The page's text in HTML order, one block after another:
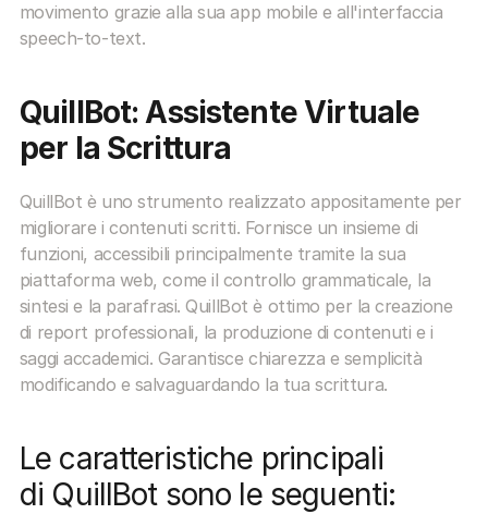
movimento grazie alla sua app mobile e all'interfaccia
speech-to-text.
QuillBot: Assistente Virtuale
per la Scrittura
QuillBot è uno strumento realizzato appositamente per
migliorare i contenuti scritti. Fornisce un insieme di
funzioni, accessibili principalmente tramite la sua
piattaforma web, come il controllo grammaticale, la
sintesi e la parafrasi. QuillBot è ottimo per la creazione
di report professionali, la produzione di contenuti e i
saggi accademici. Garantisce chiarezza e semplicità
modificando e salvaguardando la tua scrittura.
Le caratteristiche principali
di QuillBot sono le seguenti: